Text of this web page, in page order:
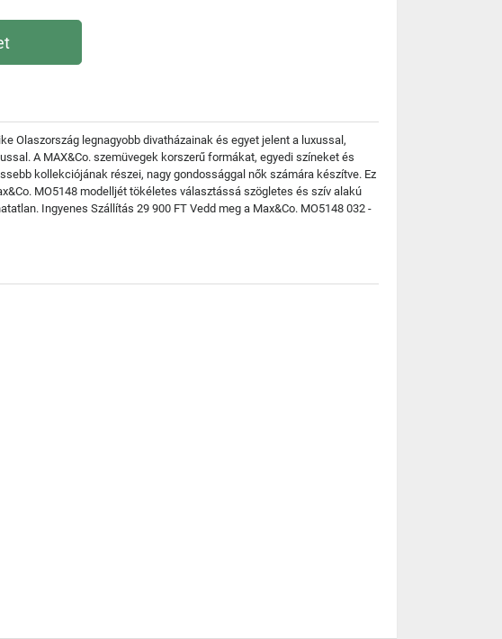
Olaszország legnagyobb divatházainak és egyet jelent a luxussal,
A MAX&Co. szemüvegek korszerű formákat, egyedi színeket és
kollekciójának részei, nagy gondossággal nők számára készítve. Ez
MO5148 modelljét tökéletes választássá szögletes és szív alakú
Ingyenes Szállítás 29 900 FT Vedd meg a Max&Co. MO5148 032 -